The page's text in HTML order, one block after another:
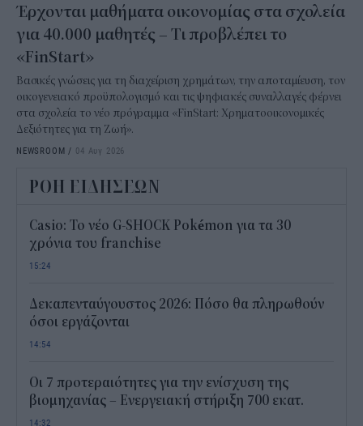
Έρχονται μαθήματα οικονομίας στα σχολεία
για 40.000 μαθητές – Τι προβλέπει το
«FinStart»
Βασικές γνώσεις για τη διαχείριση χρημάτων, την αποταμίευση, τον
οικογενειακό προϋπολογισμό και τις ψηφιακές συναλλαγές φέρνει
στα σχολεία το νέο πρόγραμμα «FinStart: Χρηματοοικονομικές
Δεξιότητες για τη Ζωή».
NEWSROOM / 04 Αυγ 2026
ΡΟΗ ΕΙΔΗΣΕΩΝ
Casio: Το νέο G-SHOCK Pokémon για τα 30
χρόνια του franchise
15:24
Δεκαπενταύγουστος 2026: Πόσο θα πληρωθούν
όσοι εργάζονται
14:54
Οι 7 προτεραιότητες για την ενίσχυση της
βιομηχανίας – Ενεργειακή στήριξη 700 εκατ.
14:32